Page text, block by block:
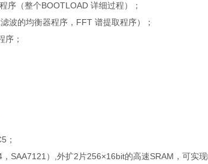
序（整个BOOTLOAD 详细过程）；
波的均衡器程序，FFT 谱提取程序）；
序；
；
SAA7121）,外扩2片256×16bit的高速SRAM，可实现